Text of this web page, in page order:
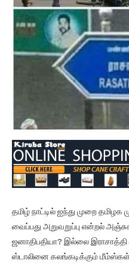
தமிழ் நாட்டில் ஐந்து முறை
வைப்பது அறுவறுப்பு என்றல்
ஜனாதிபதியா? இல்லை
ஸ்டாலினை கலங்கடிக்கும்